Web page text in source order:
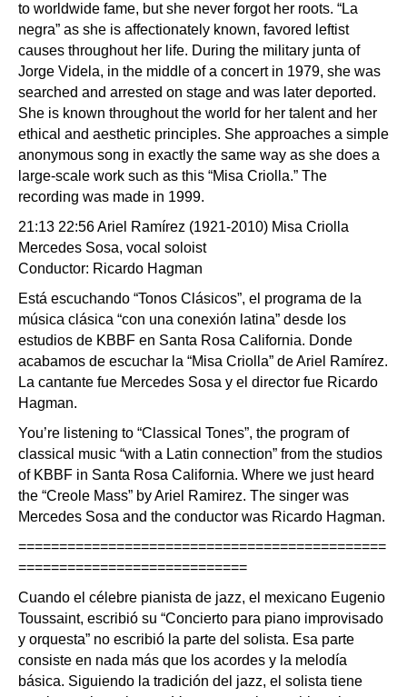
to worldwide fame, but she never forgot her roots. “La
negra” as she is affectionately known, favored leftist
causes throughout her life. During the military junta of
Jorge Videla, in the middle of a concert in 1979, she was
searched and arrested on stage and was later deported.
She is known throughout the world for her talent and her
ethical and aesthetic principles. She approaches a simple
anonymous song in exactly the same way as she does a
large-scale work such as this “Misa Criolla.” The
recording was made in 1999.
21:13 22:56 Ariel Ramírez (1921-2010) Misa Criolla
Mercedes Sosa, vocal soloist
Conductor: Ricardo Hagman
Está escuchando “Tonos Clásicos”, el programa de la
música clásica “con una conexión latina” desde los
estudios de KBBF en Santa Rosa California. Donde
acabamos de escuchar la “Misa Criolla” de Ariel Ramírez.
La cantante fue Mercedes Sosa y el director fue Ricardo
Hagman.
You’re listening to “Classical Tones”, the program of
classical music “with a Latin connection” from the studios
of KBBF in Santa Rosa California. Where we just heard
the “Creole Mass” by Ariel Ramirez. The singer was
Mercedes Sosa and the conductor was Ricardo Hagman.
=============================================
============================
Cuando el célebre pianista de jazz, el mexicano Eugenio
Toussaint, escribió su “Concierto para piano improvisado
y orquesta” no escribió la parte del solista. Esa parte
consiste en nada más que los acordes y la melodía
básica. Siguiendo la tradición del jazz, el solista tiene